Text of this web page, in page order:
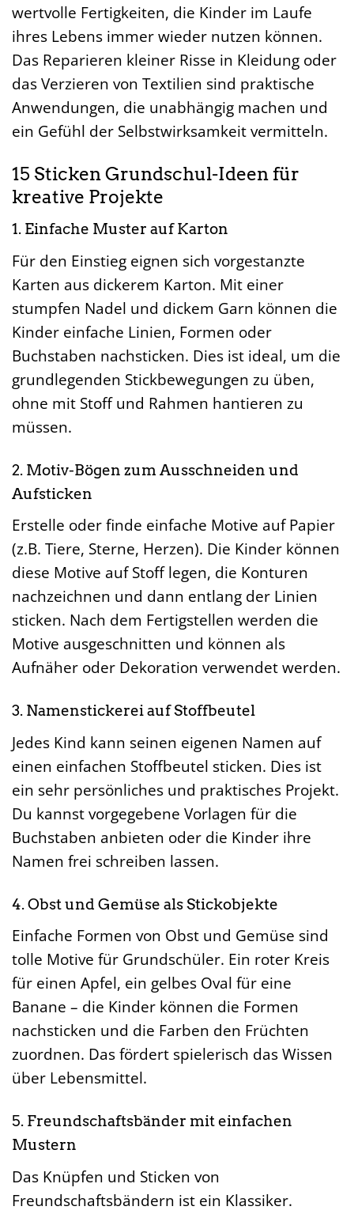
wertvolle Fertigkeiten, die Kinder im Laufe
ihres Lebens immer wieder nutzen können.
Das Reparieren kleiner Risse in Kleidung oder
das Verzieren von Textilien sind praktische
Anwendungen, die unabhängig machen und
ein Gefühl der Selbstwirksamkeit vermitteln.
15 Sticken Grundschul-Ideen für
kreative Projekte
1. Einfache Muster auf Karton
Für den Einstieg eignen sich vorgestanzte
Karten aus dickerem Karton. Mit einer
stumpfen Nadel und dickem Garn können die
Kinder einfache Linien, Formen oder
Buchstaben nachsticken. Dies ist ideal, um die
grundlegenden Stickbewegungen zu üben,
ohne mit Stoff und Rahmen hantieren zu
müssen.
2. Motiv-Bögen zum Ausschneiden und
Aufsticken
Erstelle oder finde einfache Motive auf Papier
(z.B. Tiere, Sterne, Herzen). Die Kinder können
diese Motive auf Stoff legen, die Konturen
nachzeichnen und dann entlang der Linien
sticken. Nach dem Fertigstellen werden die
Motive ausgeschnitten und können als
Aufnäher oder Dekoration verwendet werden.
3. Namenstickerei auf Stoffbeutel
Jedes Kind kann seinen eigenen Namen auf
einen einfachen Stoffbeutel sticken. Dies ist
ein sehr persönliches und praktisches Projekt.
Du kannst vorgegebene Vorlagen für die
Buchstaben anbieten oder die Kinder ihre
Namen frei schreiben lassen.
4. Obst und Gemüse als Stickobjekte
Einfache Formen von Obst und Gemüse sind
tolle Motive für Grundschüler. Ein roter Kreis
für einen Apfel, ein gelbes Oval für eine
Banane – die Kinder können die Formen
nachsticken und die Farben den Früchten
zuordnen. Das fördert spielerisch das Wissen
über Lebensmittel.
5. Freundschaftsbänder mit einfachen
Mustern
Das Knüpfen und Sticken von
Freundschaftsbändern ist ein Klassiker.